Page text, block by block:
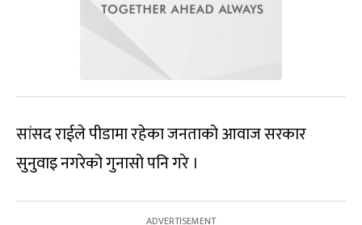
सांसद राईले पीडामा रहेका जनताको आवाज सरकार
सुनुवाइ नगरेको गुनासो पनि गरे ।